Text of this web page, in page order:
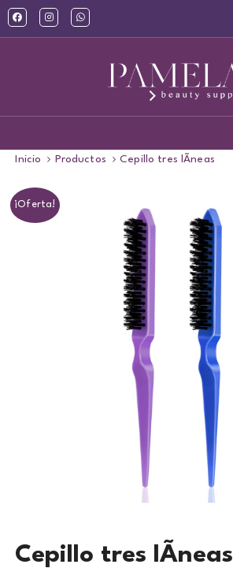
Inicio Productos Cepillo tres lÃ­neas
¡Oferta!
Cepillo tres lÃ­neas